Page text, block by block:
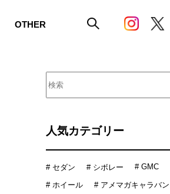
OTHER
人気カテゴリー
# セダン # シボレー # GMC
# ホイール # アメマガキャラバン